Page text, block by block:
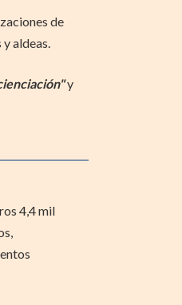
de
aldeas.
y
4,4 mil